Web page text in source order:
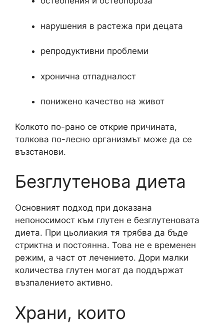
нарушения в растежа при децата
репродуктивни проблеми
хронична отпадналост
понижено качество на живот
Колкото по-рано се открие причината,
толкова по-лесно организмът може да се
възстанови.
Безглутенова диета
Основният подход при доказана
непоносимост към глутен е безглутеновата
диета. При цьолиакия тя трябва да бъде
стриктна и постоянна. Това не е временен
режим, а част от лечението. Дори малки
количества глутен могат да поддържат
възпалението активно.
Храни, които